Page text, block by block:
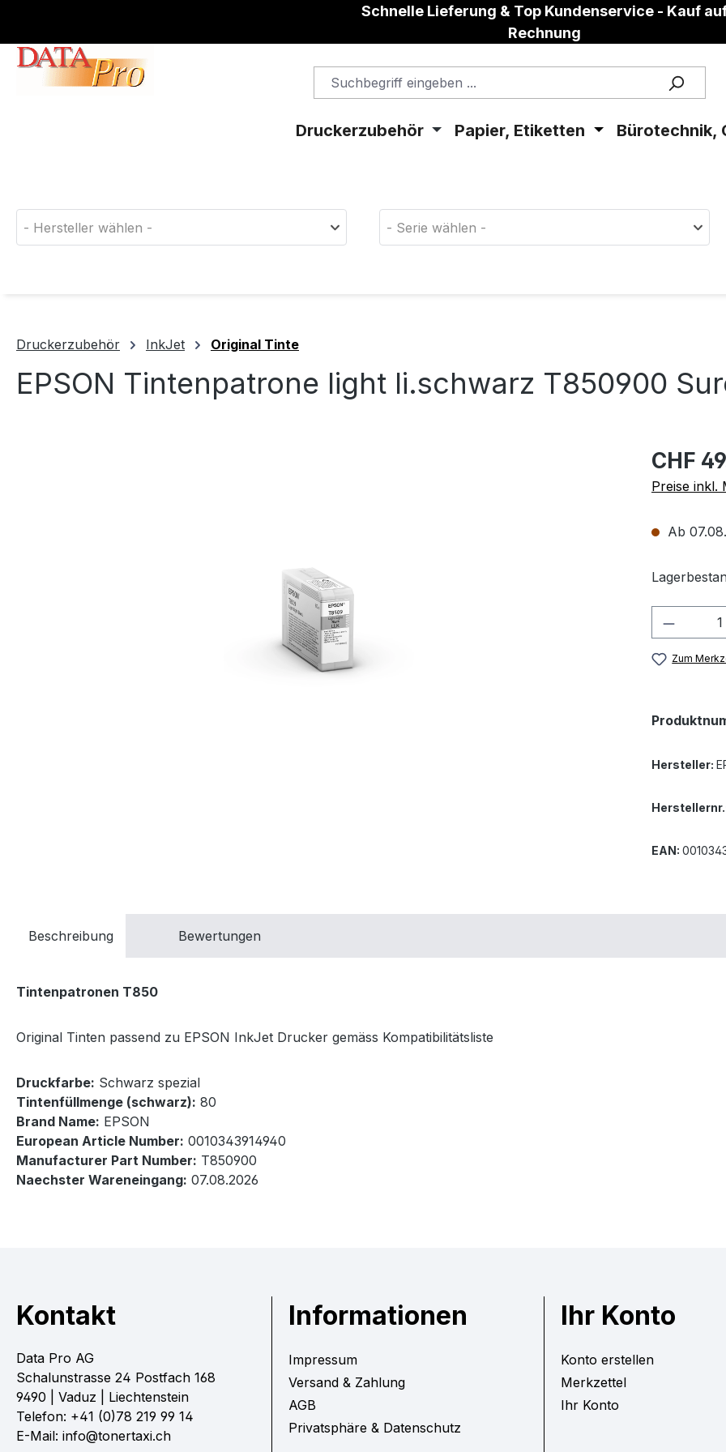
Schnelle Lieferung & Top Kundenservice - Kauf
Rechnung
Druckerzubehör Papier, Etiketten Bürotechnik,
- Hersteller wählen - - Serie wählen -
Druckerzubehör InkJet Original Tinte
EPSON Tintenpatrone light li.schwarz T850900
CHF
Preise inkl.
Ab
Zum
Hersteller:
EAN:
Beschreibung Bewertungen
Tintenpatronen T850
Original Tinten passend zu EPSON InkJet Drucker gemäss Kompatibilitätsliste
Druckfarbe: Schwarz spezial
Tintenfüllmenge (schwarz): 80
Brand Name: EPSON
European Article Number: 0010343914940
Manufacturer Part Number: T850900
Naechster Wareneingang: 07.08.2026
Kontakt
Data Pro AG
Schalunstrasse 24 Postfach 168
9490 | Vaduz | Liechtenstein
Telefon: +41 (0)78 219 99 14
E-Mail: info@tonertaxi.ch
Informationen
Impressum
Versand & Zahlung
AGB
Privatsphäre & Datenschutz
Ihr Konto
Konto erstellen
Merkzettel
Ihr Konto